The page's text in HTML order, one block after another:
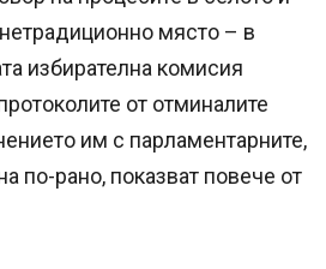
място – в
избирателна комисия
от отминалите
им с парламентарните,
по-рано, показват повече от